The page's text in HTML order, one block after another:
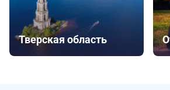
Тверская область